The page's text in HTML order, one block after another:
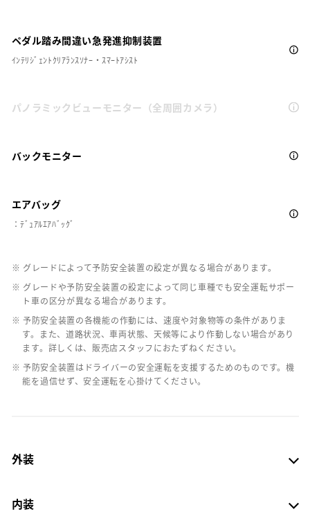
ペダル踏み間違い急発進抑制装置
ｲﾝﾃﾘｼﾞｪﾝﾄｸﾘｱﾗﾝｽｿﾅｰ・ｽﾏｰﾄｱｼｽﾄ
パノラミックビューモニター（全周囲カメラ）
バックモニター
エアバッグ
：ﾃﾞｭｱﾙｴｱﾊﾞｯｸﾞ
※ グレードによって予防安全装置の設定が異なる場合があります。
※ グレードや予防安全装置の設定によって同じ車種でも安全運転サポー
ト車の区分が異なる場合があります。
※ 予防安全装置の各機能の作動には、速度や対象物等の条件がありま
す。また、道路状況、車両状態、天候等により作動しない場合があり
ます。詳しくは、販売店スタッフにおたずねください。
※ 予防安全装置はドライバーの安全運転を支援するためのものです。機
能を過信せず、安全運転を心掛けてください。
外装
内装